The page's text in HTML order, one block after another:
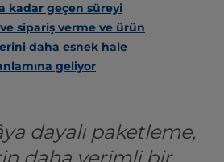
kadar geçen süreyi
sipariş verme ve ürün
daha esnek hale
geliyor
dayalı paketleme,